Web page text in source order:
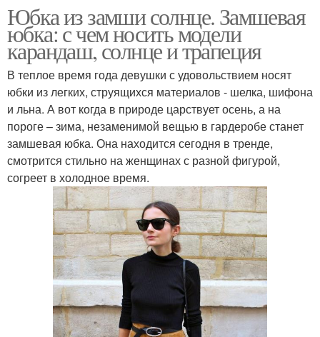
Юбка из замши солнце. Замшевая
юбка: с чем носить модели
карандаш, солнце и трапеция
В теплое время года девушки с удовольствием носят
юбки из легких, струящихся материалов - шелка, шифона
и льна. А вот когда в природе царствует осень, а на
пороге – зима, незаменимой вещью в гардеробе станет
замшевая юбка. Она находится сегодня в тренде,
смотрится стильно на женщинах с разной фигурой,
согреет в холодное время.